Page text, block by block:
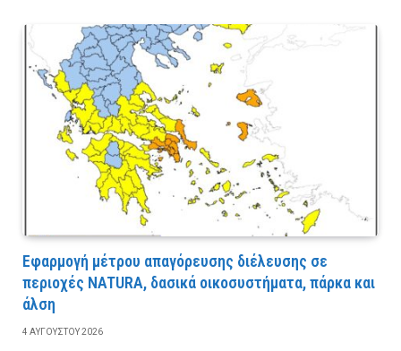
Εφαρμογή μέτρου απαγόρευσης διέλευσης σε
περιοχές NATURA, δασικά οικοσυστήματα, πάρκα και
άλση
4 ΑΥΓΟΎΣΤΟΥ 2026